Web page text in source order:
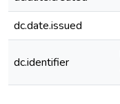
dc.date.issued
dc.identifier